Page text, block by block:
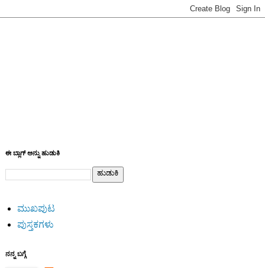
ಈ ಬ್ಲಾಗ್ ಅನ್ನು ಹುಡುಕಿ
ಮುಖಪುಟ
ಪುಸ್ತಕಗಳು
ನನ್ನ ಬಗ್ಗೆ